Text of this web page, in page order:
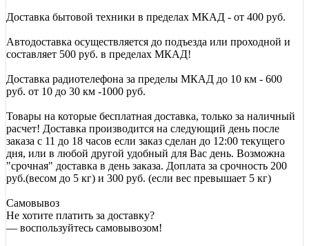
Доставка бытовой техники в пределах МКАД - от 400 руб.
Автодоставка осуществляется до подъезда или проходной и
составляет 500 руб. в пределах МКАД!
Доставка радиотелефона за пределы МКАД до 10 км - 600
руб. от 10 до 30 км -1000 руб.
Товары на которые бесплатная доставка, только за наличный
расчет! Доставка производится на следующий день после
заказа с 11 до 18 часов если заказ сделан до 12:00 текущего
дня, или в любой другой удобный для Вас день. Возможна
"срочная" доставка в день заказа. Доплата за срочность 200
руб.(весом до 5 кг) и 300 руб. (если вес превышает 5 кг)
Самовывоз
Не хотите платить за доставку?
— воспользуйтесь самовывозом!